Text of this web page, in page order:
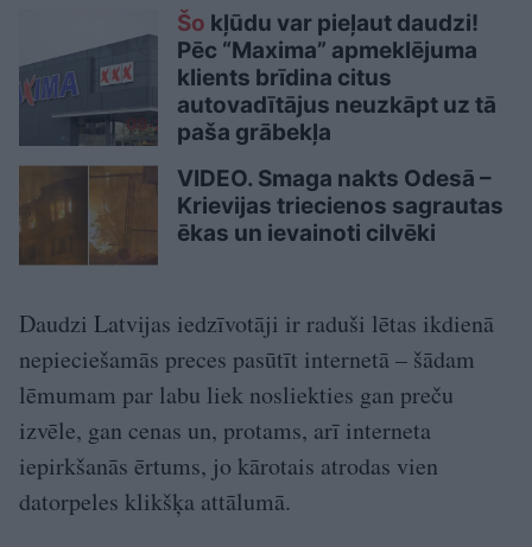
Šo kļūdu var pieļaut daudzi!
Pēc “Maxima” apmeklējuma
klients brīdina citus
autovadītājus neuzkāpt uz tā
paša grābekļa
VIDEO. Smaga nakts Odesā –
Krievijas triecienos sagrautas
ēkas un ievainoti cilvēki
Daudzi Latvijas iedzīvotāji ir raduši lētas ikdienā
nepieciešamās preces pasūtīt internetā – šādam
lēmumam par labu liek nosliekties gan preču
izvēle, gan cenas un, protams, arī interneta
iepirkšanās ērtums, jo kārotais atrodas vien
datorpeles klikšķa attālumā.